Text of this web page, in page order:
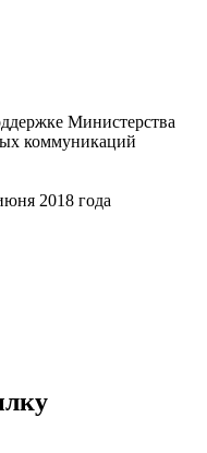
Министерства
коммуникаций
2018 года